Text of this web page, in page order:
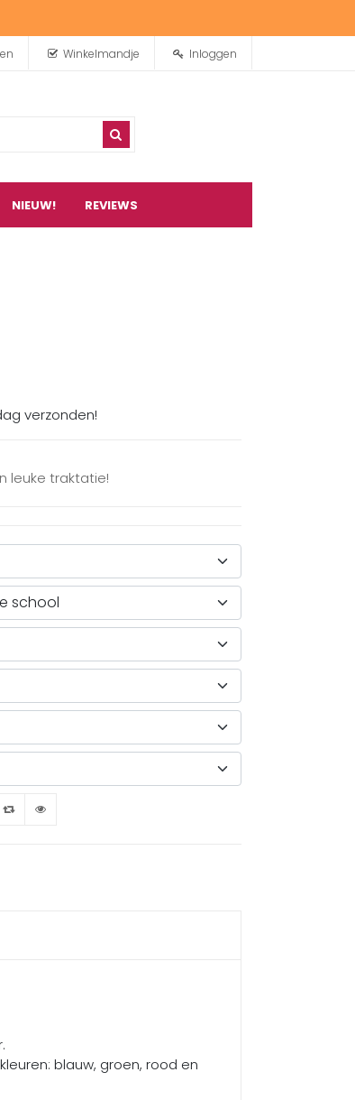
Winkelmandje Inloggen
NIEUW! REVIEWS
verzonden!
leuke traktatie!
blauw, groen, rood en